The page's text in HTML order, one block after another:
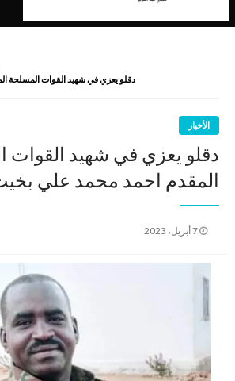
نروي لتعرف
دقلو يعزي في شهيد القوات المسلحة
الأخبار
دقلو يعزي في شهيد القوات
المقدم احمد محمد علي
نُشر
7 أبريل، 2023